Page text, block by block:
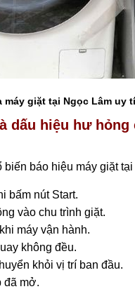
máy giặt tại Ngọc Lâm uy
dấu hiệu hư
báo hiệu máy giặt
bấm nút Start.
vào chu trình giặt.
máy vận hành.
không đều.
khỏi vị trí ban đầu.
đã mở.